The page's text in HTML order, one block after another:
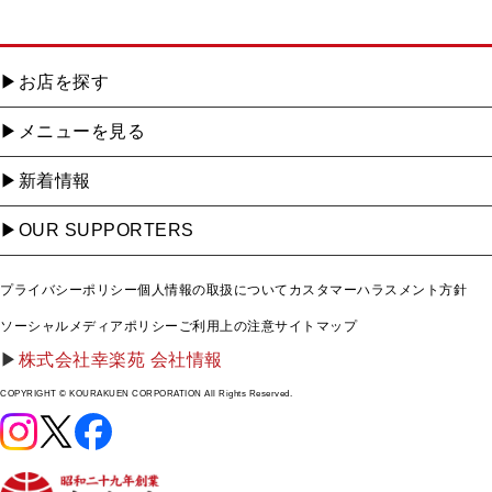
お店を探す
メニューを見る
新着情報
OUR SUPPORTERS
プライバシーポリシー個人情報の取扱について カスタマーハラスメント方針
ソーシャルメディアポリシー ご利用上の注意サイトマップ
株式会社幸楽苑 会社情報
COPYRIGHT © KOURAKUEN CORPORATION All Rights Reserved.